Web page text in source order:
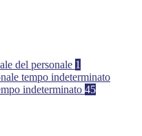
del personale 1
tempo indeterminato
indeterminato 45